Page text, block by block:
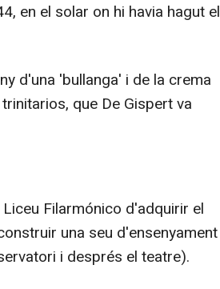
en el solar on hi havia hagut el
d'una 'bullanga' i de la crema
que De Gispert va
Filarmónico d'adquirir el
una seu d'ensenyament
i després el teatre).